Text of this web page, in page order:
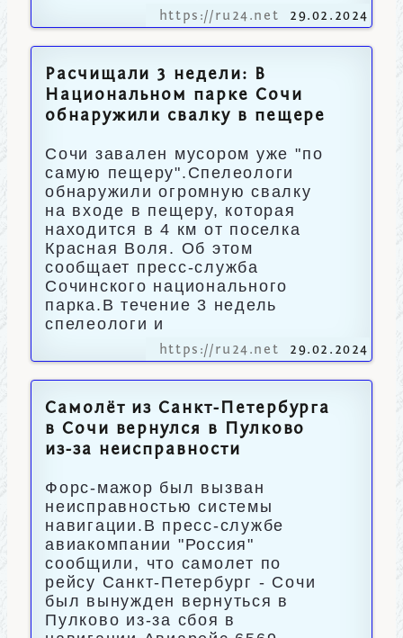
https://ru24.net 29.02.2024
Расчищали 3 недели: В
Национальном парке Сочи
обнаружили свалку в пещере
Сочи завален мусором уже "по
самую пещеру".Спелеологи
обнаружили огромную свалку
на входе в пещеру, которая
находится в 4 км от поселка
Красная Воля. Об этом
сообщает пресс-служба
Сочинского национального
парка.В течение 3 недель
спелеологи и
https://ru24.net 29.02.2024
Самолёт из Санкт-Петербурга
в Сочи вернулся в Пулково
из-за неисправности
Форс-мажор был вызван
неисправностью системы
навигации.В пресс-службе
авиакомпании "Россия"
сообщили, что самолет по
рейсу Санкт-Петербург - Сочи
был вынужден вернуться в
Пулково из-за сбоя в